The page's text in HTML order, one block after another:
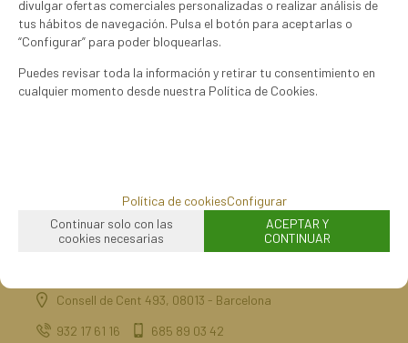
Consell de Cent 493, 08013 - Barcelona
932 17 61 16
685 89 03 42
divulgar ofertas comerciales personalizadas o realizar análisis de
tus hábitos de navegación. Pulsa el botón para aceptarlas o
“Configurar” para poder bloquearlas.
Puedes revisar toda la información y retirar tu consentimiento en
cualquier momento desde nuestra Política de Cookies.
Política de cookiesConfigurar
Continuar solo con las
cookies necesarias
ACEPTAR Y
CONTINUAR